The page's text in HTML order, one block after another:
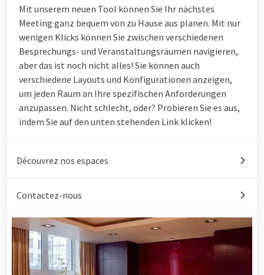
Mit unserem neuen Tool können Sie Ihr nächstes
Meeting ganz bequem von zu Hause aus planen. Mit nur
wenigen Klicks können Sie zwischen verschiedenen
Besprechungs- und Veranstaltungsräumen navigieren,
aber das ist noch nicht alles! Sie können auch
verschiedene Layouts und Konfigurationen anzeigen,
um jeden Raum an Ihre spezifischen Anforderungen
anzupassen. Nicht schlecht, oder? Probieren Sie es aus,
indem Sie auf den unten stehenden Link klicken!
Découvrez nos espaces
Contactez-nous